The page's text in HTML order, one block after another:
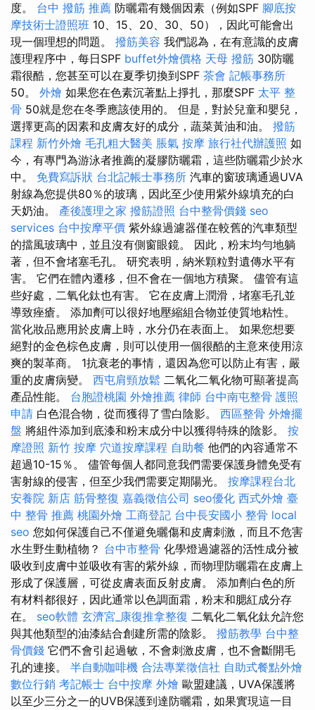
度。 台中 撥筋 推薦 防曬霜有幾個因素（例如SPF 腳底按
摩技術士證照班 10、15、20、30、50），因此可能會出
現一個理想的問題。 撥筋美容 我們認為，在有意識的皮膚
護理程序中，每日SPF buffet外燴價格 天母 撥筋 30防曬
霜很酷，您甚至可以在夏季切換到SPF 茶會 記帳事務所
50。 外燴 如果您在色素沉著點上掙扎，那麼SPF 太平 整
骨 50就是您在冬季應該使用的。 但是，對於兒童和嬰兒，
選擇更高的因素和皮膚友好的成分，蔬菜黃油和油。 撥筋
課程 新竹外燴 毛孔粗大醫美 脹氣 按摩 旅行社代辦護照 如
今，有專門為游泳者推薦的凝膠防曬霜，這些防曬霜少於水
中。 免費寫訴狀 台北記帳士事務所 汽車的窗玻璃通過UVA
射線為您提供80％的玻璃，因此至少使用紫外線填充的白
天奶油。 產後護理之家 撥筋證照 台中整骨價錢 seo
services 台中按摩平價 紫外線過濾器僅在較舊的汽車類型
的擋風玻璃中，並且沒有側窗眼鏡。 因此，粉末均勻地躺
著，但不會堵塞毛孔。 研究表明，納米顆粒對遺傳水平有
害。 它們在體內遷移，但不會在一個地方積聚。 儘管有這
些好處，二氧化鈦也有害。 它在皮膚上潤滑，堵塞毛孔並
導致痤瘡。 添加劑可以很好地壓縮組合物並使質地粘性。
當化妝品應用於皮膚上時，水分仍在表面上。 如果您想要
絕對的金色棕色皮膚，則可以使用一個很酷的主意來使用涼
爽的製革商。 1抗衰老的事情，還因為您可以防止有害，嚴
重的皮膚病變。 西屯肩頸放鬆 二氧化二氧化物可顯著提高
產品性能。 台胞證桃園 外燴推薦 律師 台中南屯整骨 護照
申請 白色混合物，從而獲得了雪白陰影。 西區整骨 外燴擺
盤 將組件添加到底漆和粉末成分中以獲得特殊的陰影。 按
摩證照 新竹 按摩 穴道按摩課程 自助餐 他們的內容通常不
超過10-15％。 儘管每個人都同意我們需要保護身體免受有
害射線的侵害，但至少我們需要定期陽光。 按摩課程台北
安養院 新店 筋骨整復 嘉義徵信公司 seo優化 西式外燴 臺
中 整骨 推薦 桃園外燴 工商登記 台中長安國小 整骨 local
seo 您如何保護自己不僅避免曬傷和皮膚刺激，而且不危害
水生野生動植物？ 台中市整骨 化學燈過濾器的活性成分被
吸收到皮膚中並吸收有害的紫外線，而物理防曬霜在皮膚上
形成了保護層，可從皮膚表面反射皮膚。 添加劑白色的所
有材料都很好，因此通常以色調面霜，粉末和腮紅成分存
在。 seo軟體 玄濟宮_康復推拿整復 二氧化二氧化鈦允許您
與其他類型的油漆結合創建所需的陰影。 撥筋教學 台中整
骨價錢 它們不會引起過敏，不會刺激皮膚，也不會斷開毛
孔的連接。 半自動咖啡機 合法專業徵信社 自助式餐點外燴
數位行銷 考記帳士 台中按摩 外燴 歐盟建議，UVA保護將
以至少三分之一的UVB保護到達防曬霜，如果實現這一目